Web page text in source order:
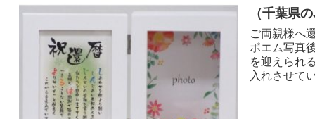
（千葉県
ご両親様へ
ポエム写真
を迎えられ
入れさせて